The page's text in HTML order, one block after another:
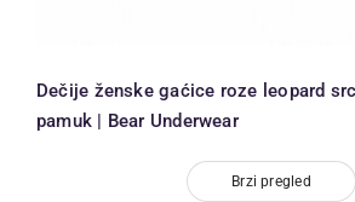
Dečije ženske gaćice roze leopard
pamuk | Bear Underwear
Brzi pregled